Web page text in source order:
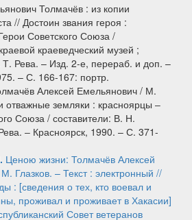
Толмачёв : из копии
// Достоин звания героя :
Советского Союза /
краеведческий музей ;
Т. Рева. – Изд. 2-е, перераб. и доп. –
– С. 166-167: портр.
Алексей Емельянович / М.
отважные земляки : красноярцы ‒
Союза / составители: В. Н.
‒ Красноярск, 1990. – С. 371-
Ценою жизни: Толмачёв Алексей
Глазков. – Текст : электронный //
: [сведения о тех, кто воевал и
проживал и проживает в Хакасии]
Совет ветеранов